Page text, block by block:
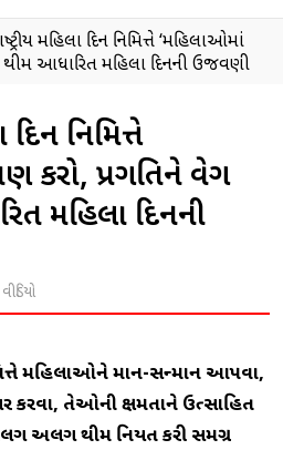
મહિલા દિન નિમિત્તે ‘મહિલાઓમાં
થીમ આધારિત મહિલા દિનની ઉજવણી
દિન નિમિત્તે
કરો, પ્રગતિને વેગ
મહિલા દિનની
વીડિયો
મહિલાઓને માન-સન્માન આપવા,
કરવા, તેઓની ક્ષમતાને ઉત્સાહિત
અલગ થીમ નિયત કરી સમગ્ર